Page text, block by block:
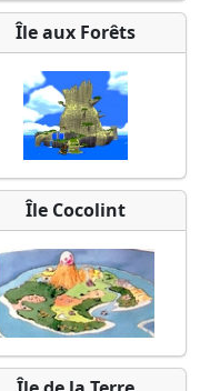
Île aux Forêts
Île Cocolint